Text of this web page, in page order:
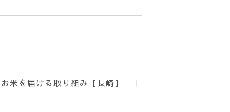
米を届ける取り組み【長崎】 ｜